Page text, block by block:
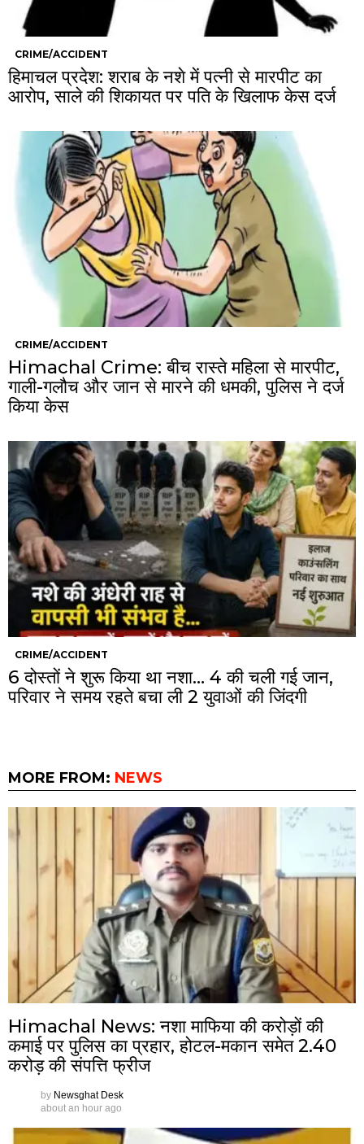
CRIME/ACCIDENT
हिमाचल प्रदेश: शराब के नशे में पत्नी से मारपीट का
आरोप, साले की शिकायत पर पति के खिलाफ केस दर्ज
CRIME/ACCIDENT
Himachal Crime: बीच रास्ते महिला से मारपीट,
गाली-गलौच और जान से मारने की धमकी, पुलिस ने दर्ज
किया केस
CRIME/ACCIDENT
6 दोस्तों ने शुरू किया था नशा… 4 की चली गई जान,
परिवार ने समय रहते बचा ली 2 युवाओं की जिंदगी
MORE FROM: NEWS
Himachal News: नशा माफिया की करोड़ों की
कमाई पर पुलिस का प्रहार, होटल-मकान समेत 2.40
करोड़ की संपत्ति फ्रीज
by Newsghat Desk
about an hour ago